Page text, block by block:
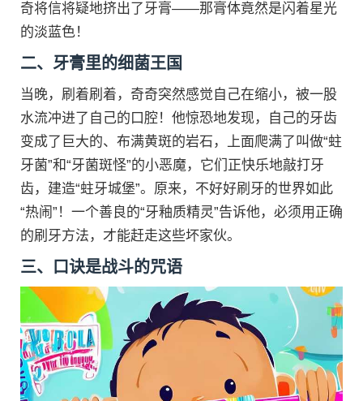
奇将信将疑地挤出了牙膏——那膏体竟然是闪着星光
的淡蓝色！
二、牙膏里的细菌王国
当晚，刷着刷着，奇奇突然感觉自己在缩小，被一股
水流冲进了自己的口腔！他惊恐地发现，自己的牙齿
变成了巨大的、布满黄斑的岩石，上面爬满了叫做“蛀
牙菌”和“牙菌斑怪”的小恶魔，它们正快乐地敲打牙
齿，建造“蛀牙城堡”。原来，不好好刷牙的世界如此
“热闹”！一个善良的“牙釉质精灵”告诉他，必须用正确
的刷牙方法，才能赶走这些坏家伙。
三、口诀是战斗的咒语